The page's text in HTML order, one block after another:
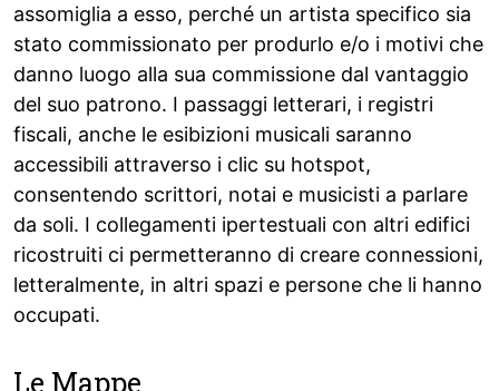
assomiglia a esso, perché un artista specifico sia
stato commissionato per produrlo e/o i motivi che
danno luogo alla sua commissione dal vantaggio
del suo patrono. I passaggi letterari, i registri
fiscali, anche le esibizioni musicali saranno
accessibili attraverso i clic su hotspot,
consentendo scrittori, notai e musicisti a parlare
da soli. I collegamenti ipertestuali con altri edifici
ricostruiti ci permetteranno di creare connessioni,
letteralmente, in altri spazi e persone che li hanno
occupati.
Le Mappe